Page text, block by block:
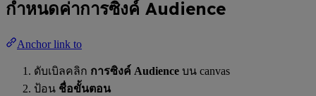
กำหนดค่าการซิงค์ Audience
Anchor link to
ดับเบิลคลิก การซิงค์ Audience บน canvas
ป้อน ชื่อขั้นตอน